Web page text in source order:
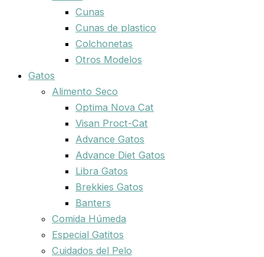
Cunas
Cunas de plastico
Colchonetas
Otros Modelos
Gatos
Alimento Seco
Optima Nova Cat
Visan Proct-Cat
Advance Gatos
Advance Diet Gatos
Libra Gatos
Brekkies Gatos
Banters
Comida Húmeda
Especial Gatitos
Cuidados del Pelo